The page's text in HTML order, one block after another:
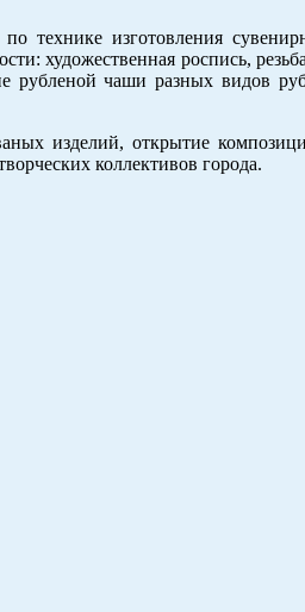
технике изготовления
художественная роспись,
рубленой чаши разных видов
изделий, открытие
коллективов города.